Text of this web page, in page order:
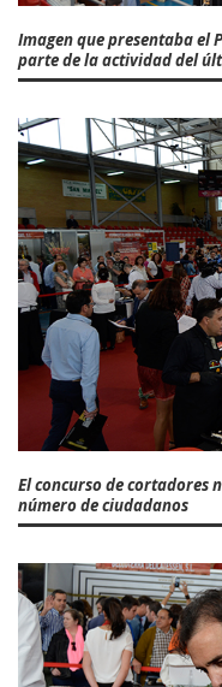
Imagen que presentaba el
parte de la actividad del
El concurso de cortadores
número de ciudadanos